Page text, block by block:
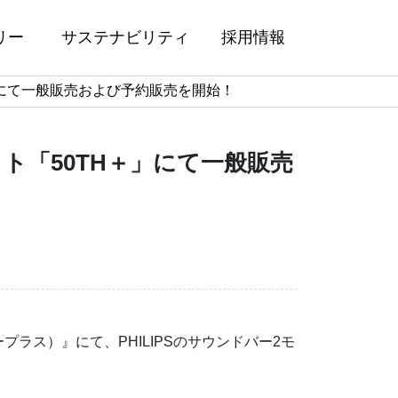
ー サステナビリティ 採用情報
一般販売および予約販売を開始！
「50TH＋」にて一般販売
ラス）』にて、PHILIPSのサウンドバー2モ